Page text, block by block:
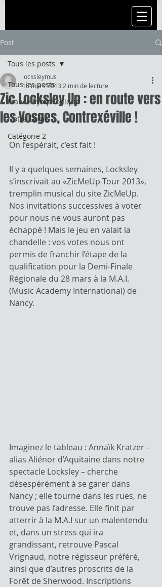
Post
Tous les posts
France Symphonique
Notre Dame
Catégorie 2
Tous les posts
Zic Locksley Up : en route vers
les Vosges, Contrexéville !
locksleymus
16 mars 2013 2 min de lecture
On l’espérait, c’est fait !
Il y a quelques semaines, Locksley
s’inscrivait au «ZicMeUp-Tour 2013»,
tremplin musical du site ZicMeUp.
Nos invitations successives à voter
pour nous ne vous auront pas
échappé ! Mais le jeu en valait la
chandelle : vos votes nous ont
permis de franchir l’étape de la
qualification pour la Demi-Finale
Régionale du 28 mars à la M.A.I.
(Music Academy International) de
Nancy.
Imaginez le tableau : Annaïk Kratzer –
alias Aliénor d’Aquitaine dans notre
spectacle Locksley – cherche
désespérément à se garer dans
Nancy ; elle tourne dans les rues, ne
trouve pas l’adresse. Elle finit par
atterrir à la M.A.I sur un malentendu
et, dans un stress qui ira
grandissant, retrouve Pascal
Vrignaud, notre régisseur préféré,
ainsi que d’autres proscrits de la
Forêt de Sherwood. Inscriptions